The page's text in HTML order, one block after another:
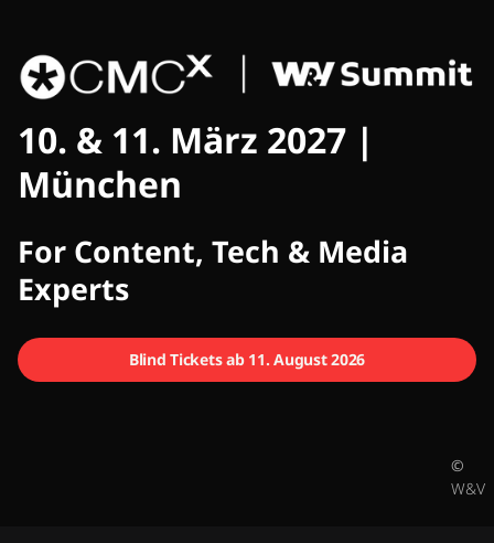
CMCX
10. & 11. März 2027 |
München
For Content, Tech & Media
Experts
Blind Tickets ab 11. August 2026
©
W&V